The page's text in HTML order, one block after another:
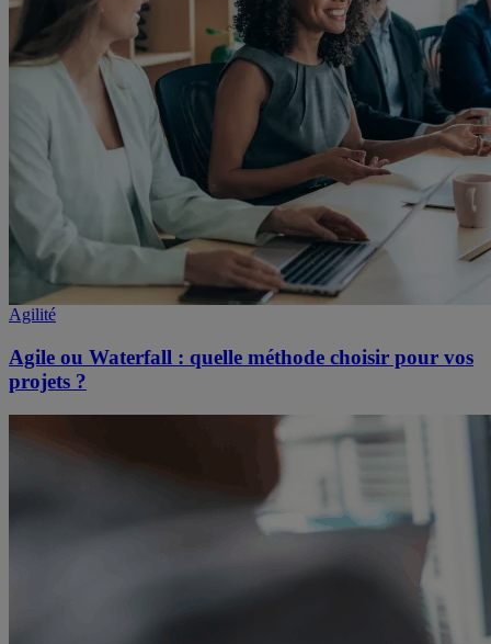
Agilité
Agile ou Waterfall : quelle méthode choisir pour vos
projets ?